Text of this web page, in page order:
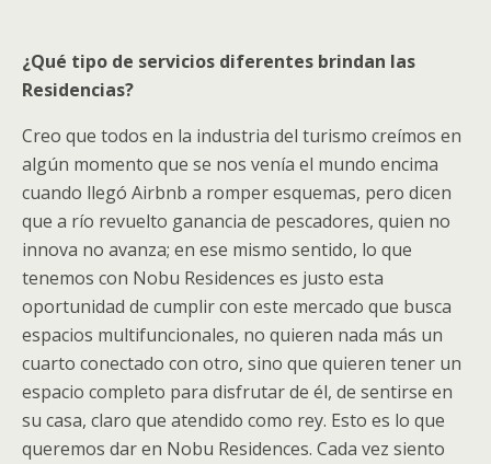
¿Qué tipo de servicios diferentes brindan las
Residencias?
Creo que todos en la industria del turismo creímos en
algún momento que se nos venía el mundo encima
cuando llegó Airbnb a romper esquemas, pero dicen
que a río revuelto ganancia de pescadores, quien no
innova no avanza; en ese mismo sentido, lo que
tenemos con Nobu Residences es justo esta
oportunidad de cumplir con este mercado que busca
espacios multifuncionales, no quieren nada más un
cuarto conectado con otro, sino que quieren tener un
espacio completo para disfrutar de él, de sentirse en
su casa, claro que atendido como rey. Esto es lo que
queremos dar en Nobu Residences. Cada vez siento